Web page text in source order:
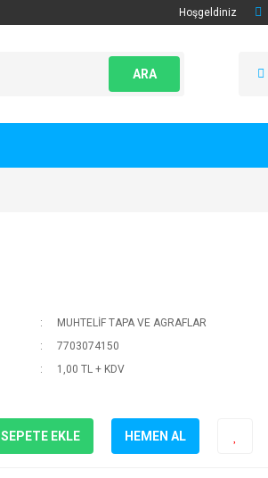
Hoşgeldiniz
ARA
MUHTELİF TAPA VE AGRAFLAR
7703074150
1,00 TL + KDV
SEPETE EKLE HEMEN AL